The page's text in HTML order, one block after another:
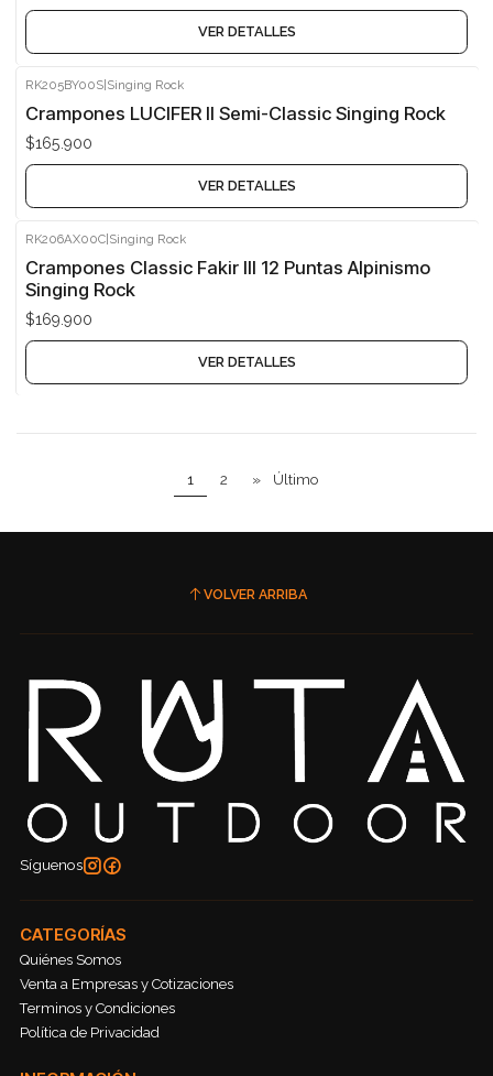
VER DETALLES
RK205BY00S Singing Rock
Crampones LUCIFER II Semi-Classic Singing Rock
$165.900
VER DETALLES
RK206AX00C Singing Rock
Crampones Classic Fakir III 12 Puntas Alpinismo
Singing Rock
$169.900
VER DETALLES
1 2 » Último
VOLVER ARRIBA
Síguenos
CATEGORÍAS
Quiénes Somos
Venta a Empresas y Cotizaciones
Terminos y Condiciones
Política de Privacidad